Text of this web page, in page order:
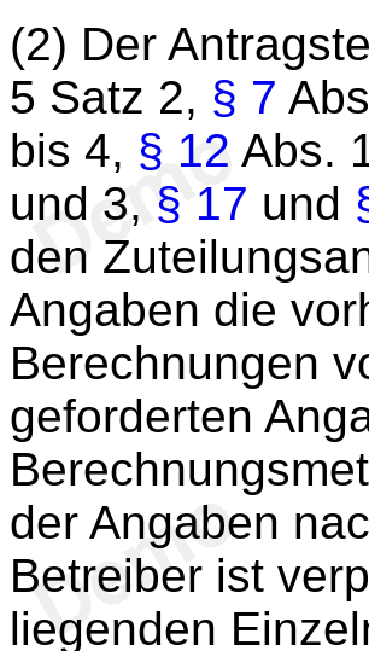
(2) Der
5 Satz 2, § 7
bis 4, § 12 Abs.
und 3, § 17 und
den
Angaben die
Berechnungen
geforderten
der Angaben
Betreiber ist
liegenden